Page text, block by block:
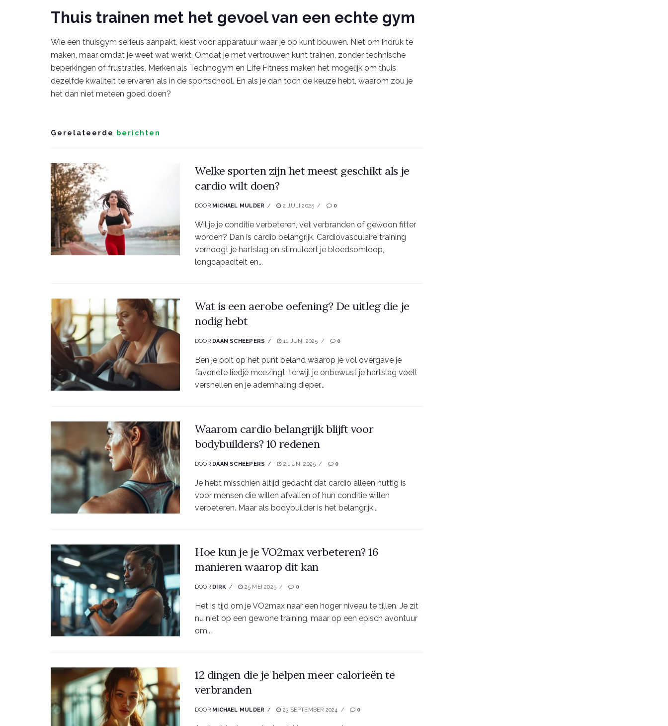
Thuis trainen met het gevoel van een echte gym
Wie een thuisgym serieus aanpakt, kiest voor apparatuur waar je op kunt bouwen. Niet om indruk te
maken, maar omdat je weet wat werkt. Omdat je met vertrouwen kunt trainen, zonder technische
beperkingen of frustraties. Merken als Technogym en Life Fitness maken het mogelijk om thuis
dezelfde kwaliteit te ervaren als in de sportschool. En als je dan toch de keuze hebt, waarom zou je
het dan niet meteen goed doen?
Gerelateerde berichten
Welke sporten zijn het meest geschikt als je
cardio wilt doen?
DOOR MICHAEL MULDER 2 JULI 2025 0
Wil je je conditie verbeteren, vet verbranden of gewoon fitter
worden? Dan is cardio belangrijk. Cardiovasculaire training
verhoogt je hartslag en stimuleert je bloedsomloop,
longcapaciteit en...
Wat is een aerobe oefening? De uitleg die je
nodig hebt
DOOR DAAN SCHEEPERS 11 JUNI 2025 0
Ben je ooit op het punt beland waarop je vol overgave je
favoriete liedje meezingt, terwijl je onbewust je hartslag voelt
versnellen en je ademhaling dieper...
Waarom cardio belangrijk blijft voor
bodybuilders? 10 redenen
DOOR DAAN SCHEEPERS 2 JUNI 2025 0
Je hebt misschien altijd gedacht dat cardio alleen nuttig is
voor mensen die willen afvallen of hun conditie willen
verbeteren. Maar als bodybuilder is het belangrijk...
Hoe kun je je VO2max verbeteren? 16
manieren waarop dit kan
DOOR DIRK 25 MEI 2025 0
Het is tijd om je VO2max naar een hoger niveau te tillen. Je zit
nu niet op een gewone training, maar op een episch avontuur
om...
12 dingen die je helpen meer calorieën te
verbranden
DOOR MICHAEL MULDER 23 SEPTEMBER 2024 0